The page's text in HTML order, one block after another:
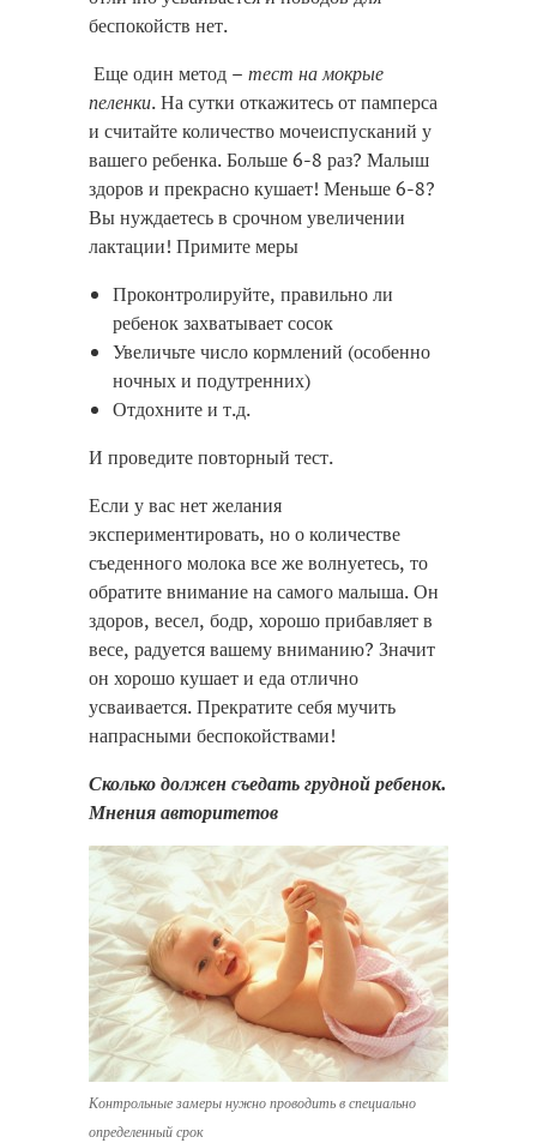
беспокойств нет.
Еще один метод – тест на мокрые
пеленки. На сутки откажитесь от памперса
и считайте количество мочеиспусканий у
вашего ребенка. Больше 6-8 раз? Малыш
здоров и прекрасно кушает! Меньше 6-8?
Вы нуждаетесь в срочном увеличении
лактации! Примите меры
Проконтролируйте, правильно ли
ребенок захватывает сосок
Увеличьте число кормлений (особенно
ночных и подутренних)
Отдохните и т.д.
И проведите повторный тест.
Если у вас нет желания
экспериментировать, но о количестве
съеденного молока все же волнуетесь, то
обратите внимание на самого малыша. Он
здоров, весел, бодр, хорошо прибавляет в
весе, радуется вашему вниманию? Значит
он хорошо кушает и еда отлично
усваивается. Прекратите себя мучить
напрасными беспокойствами!
Сколько должен съедать грудной ребенок.
Мнения авторитетов
Контрольные замеры нужно проводить в специально
определенный срок